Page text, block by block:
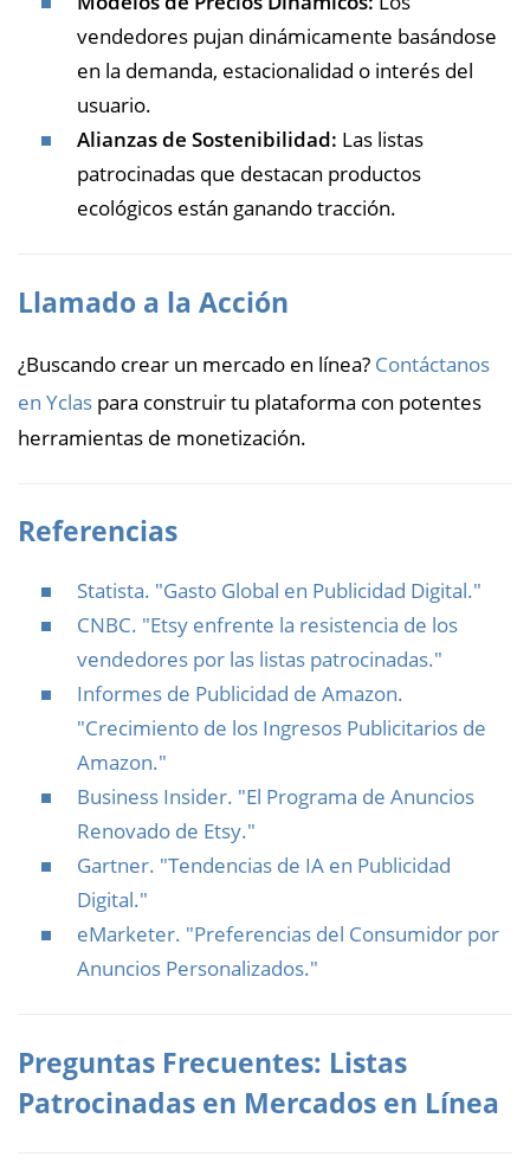
vendedores pujan dinámicamente basándose
en la demanda, estacionalidad o interés del
usuario.
Alianzas de Sostenibilidad: Las listas
patrocinadas que destacan productos
ecológicos están ganando tracción.
Llamado a la Acción
¿Buscando crear un mercado en línea? Contáctanos
en Yclas para construir tu plataforma con potentes
herramientas de monetización.
Referencias
Statista. "Gasto Global en Publicidad Digital."
CNBC. "Etsy enfrente la resistencia de los
vendedores por las listas patrocinadas."
Informes de Publicidad de Amazon.
"Crecimiento de los Ingresos Publicitarios de
Amazon."
Business Insider. "El Programa de Anuncios
Renovado de Etsy."
Gartner. "Tendencias de IA en Publicidad
Digital."
eMarketer. "Preferencias del Consumidor por
Anuncios Personalizados."
Preguntas Frecuentes: Listas
Patrocinadas en Mercados en Línea